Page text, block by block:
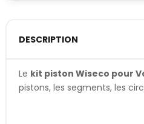
DESCRIPTION
Le kit piston Wiseco pour
pistons, les segments, les